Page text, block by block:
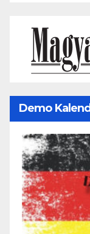
Demo